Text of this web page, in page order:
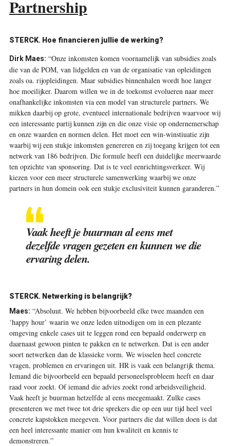
Partnership
STERCK. Hoe financieren jullie de werking?
Dirk Maes: “Onze inkomsten komen voornamelijk van subsidies zoals
die van de POM, van lidgelden en van de organisatie van opleidingen
zoals oa. rijopleidingen. Maar subsidies binnenhalen wordt hoe langer
hoe moeilijker. Daarom willen we in de toekomst evolueren naar meer
onafhankelijke inkomsten via een model van structurele partners. We
mikken daarbij op grote, eventueel internationale bedrijven waarvoor wij
een interessante partij kunnen zijn en die onze visie op ondernemerschap
en onze waarden en normen delen. Het moet een win-winstiuatie zijn
waarbij wij een stukje inkomsten genereren en zij toegang krijgen tot een
netwerk van 186 bedrijven. Die formule heeft een duidelijke meerwaarde
ten opzichte van sponsoring. Dat is te veel eenrichtingsverkeer. Wij
kiezen voor een meer structurele samenwerking waarbij we onze
partners in hun domein ook een stukje exclusiviteit kunnen garanderen.”
Vaak heeft je buurman al eens met
dezelfde vragen gezeten en kunnen we die
ervaring delen.
STERCK. Netwerking is belangrijk?
Maes: “Absoluut. We hebben bijvoorbeeld elke twee maanden een
‘happy hour’ waarin we onze leden uitnodigen om in een plezante
omgeving enkele cases uit te leggen rond een bepaald onderwerp en
daarnaast gewoon pinten te pakken en te netwerken. Dat is een ander
soort netwerken dan de klassieke vorm. We wisselen heel concrete
vragen, problemen en ervaringen uit. HR is vaak een belangrijk thema.
Iemand die bijvoorbeeld een bepaald personeelsprobleem heeft en daar
raad voor zoekt. Of iemand die advies zoekt rond arbeidsveiligheid.
Vaak heeft je buurman hetzelfde al eens meegemaakt. Zulke cases
presenteren we met twee tot drie sprekers die op een uur tijd heel veel
concrete kapstokken meegeven. Voor partners die dat willen doen is dat
een heel interessante manier om hun kwaliteit en kennis te
demonstreren.”